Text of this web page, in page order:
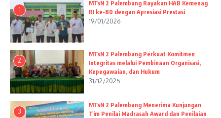
1
MTsN 2 Palembang Rayakan HAB Kemenag
RI ke-80 dengan Apresiasi Prestasi
19/01/2026
2
MTsN 2 Palembang Perkuat Komitmen
Integritas melalui Pembinaan Organisasi,
Kepegawaian, dan Hukum
31/12/2025
3
MTsN 2 Palembang Menerima Kunjungan
Tim Penilai Madrasah Award dan Penilaian